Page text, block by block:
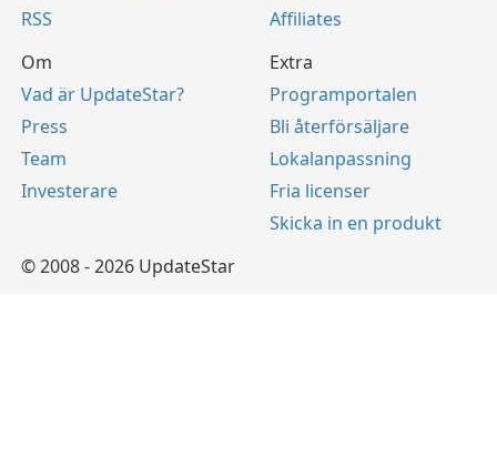
RSS
Affiliates
Om
Vad är UpdateStar?
Press
Team
Investerare
Extra
Programportalen
Bli återförsäljare
Lokalanpassning
Fria licenser
Skicka in en produkt
© 2008 - 2026 UpdateStar